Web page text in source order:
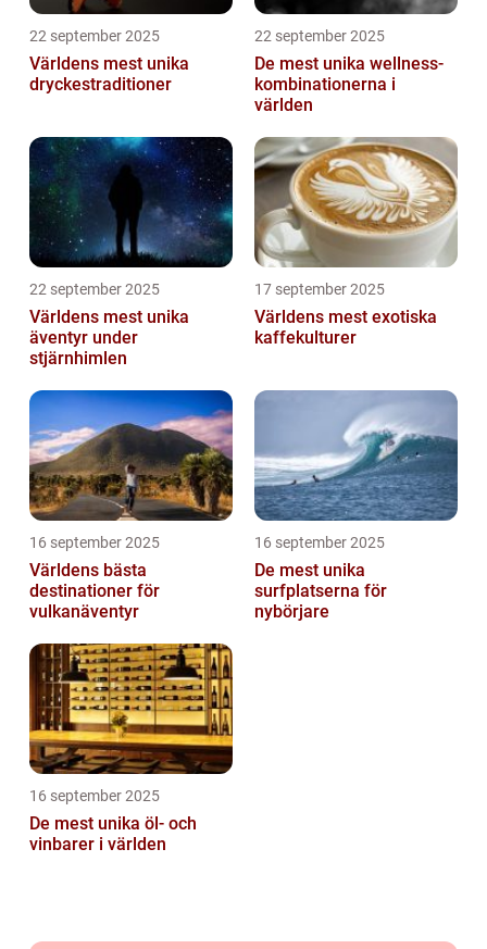
22 september 2025
Världens mest unika
dryckestraditioner
22 september 2025
De mest unika wellness-
kombinationerna i
världen
22 september 2025
Världens mest unika
äventyr under
stjärnhimlen
17 september 2025
Världens mest exotiska
kaffekulturer
16 september 2025
Världens bästa
destinationer för
vulkanäventyr
16 september 2025
De mest unika
surfplatserna för
nybörjare
16 september 2025
De mest unika öl- och
vinbarer i världen